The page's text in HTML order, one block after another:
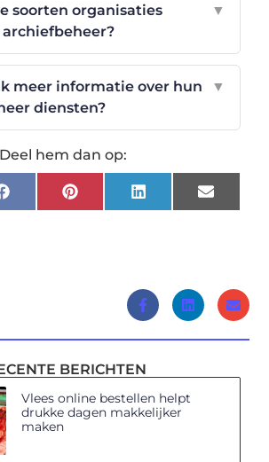
soorten organisaties
▼
meer informatie over hun
diensten?
▼
hem dan op:
FacebookPinterestLinkedInEmail
BERICHTEN
Vlees online bestellen helpt
drukke dagen makkelijker
maken